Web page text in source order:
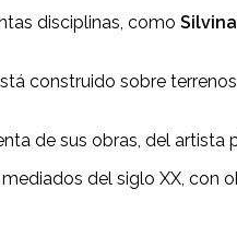
disciplinas, como
construido sobre
de sus obras, del artista
del siglo XX, con